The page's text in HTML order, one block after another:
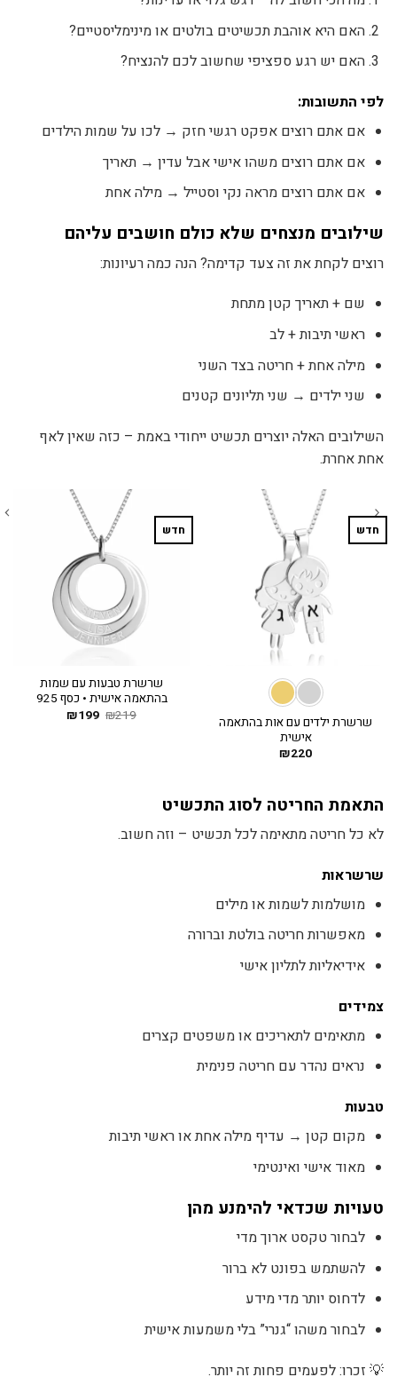
האם היא אוהבת תכשיטים בולטים או מינימליסטיים?
האם יש רגע ספציפי שחשוב לכם להנציח?
לפי התשובות:
אם אתם רוצים אפקט רגשי חזק → לכו על שמות הילדים
אם אתם רוצים משהו אישי אבל עדין → תאריך
אם אתם רוצים מראה נקי וסטייל → מילה אחת
שילובים מנצחים שלא כולם חושבים עליהם
רוצים לקחת את זה צעד קדימה? הנה כמה רעיונות:
שם + תאריך קטן מתחת
ראשי תיבות + לב
מילה אחת + חריטה בצד השני
שני ילדים → שני תליונים קטנים
השילובים האלה יוצרים תכשיט ייחודי באמת – כזה שאין לאף
אחת אחרת.
חדש
שרשרת ילדים עם אות בהתאמה
אישית
₪220
חדש
שרשרת טבעות עם שמות
בהתאמה אישית • כסף 925
₪219 המחיר
₪199
התאמת החריטה לסוג התכשיט
לא כל חריטה מתאימה לכל תכשיט – וזה חשוב.
שרשראות
מושלמות לשמות או מילים
מאפשרות חריטה בולטת וברורה
אידיאליות לתליון אישי
צמידים
מתאימים לתאריכים או משפטים קצרים
נראים נהדר עם חריטה פנימית
טבעות
מקום קטן → עדיף מילה אחת או ראשי תיבות
מאוד אישי ואינטימי
טעויות שכדאי להימנע מהן
לבחור טקסט ארוך מדי
להשתמש בפונט לא ברור
לדחוס יותר מדי מידע
לבחור משהו “גנרי” בלי משמעות אישית
💡 זכרו: לפעמים פחות זה יותר.